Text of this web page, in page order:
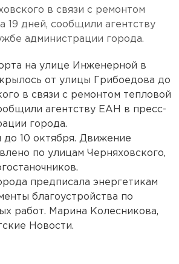
в связи с ремонтом
19 дней, сообщили агентству
администрации города.
на улице Инженерной в
от улицы Грибоедова до
в связи с ремонтом тепловой
агентству ЕАН в пресс-
города.
до 10 октября. Движение
по улицам Черняховского,
предписала энергетикам
благоустройства по
работ. Марина Колесникова,
Новости.